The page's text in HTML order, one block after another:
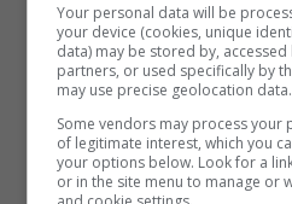
Your personal data will be
your device (cookies, unique
data) may be stored by,
partners, or used specifically by
may use precise geolocation data.
Some vendors may process your
of legitimate interest, which you
your options below. Look for a
or in the site menu to manage or